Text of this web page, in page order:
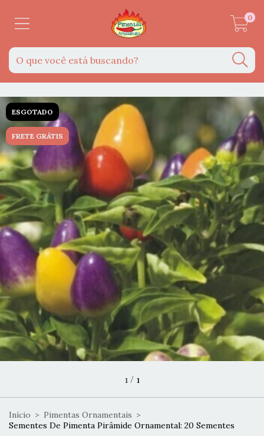
0
ESGOTADO
FRETE GRÁTIS
1 / 1
Início > Pimentas Ornamentais >
Sementes De Pimenta Pirâmide Ornamental: 20 Sementes